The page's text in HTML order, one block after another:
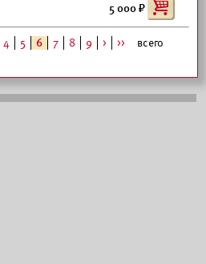
5 000
4 5 6 7 8 9 > >>
всего